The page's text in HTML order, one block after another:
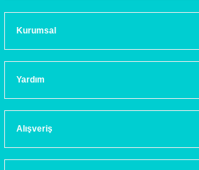
Kurumsal
Yardım
Alışveriş